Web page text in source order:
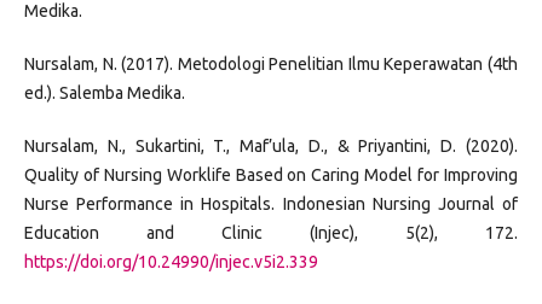
Medika.
Nursalam, N. (2017). Metodologi Penelitian Ilmu Keperawatan (4th
ed.). Salemba Medika.
Nursalam, N., Sukartini, T., Maf’ula, D., & Priyantini, D. (2020).
Quality of Nursing Worklife Based on Caring Model for Improving
Nurse Performance in Hospitals. Indonesian Nursing Journal of
Education and Clinic (Injec), 5(2), 172.
https://doi.org/10.24990/injec.v5i2.339